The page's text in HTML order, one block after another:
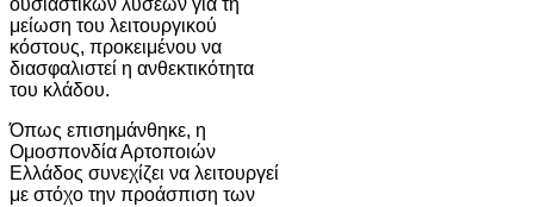
μείωση του λειτουργικού
κόστους, προκειμένου να
διασφαλιστεί η ανθεκτικότητα
του κλάδου.
Όπως επισημάνθηκε, η
Ομοσπονδία Αρτοποιών
Ελλάδος συνεχίζει να λειτουργεί
με στόχο την προάσπιση των